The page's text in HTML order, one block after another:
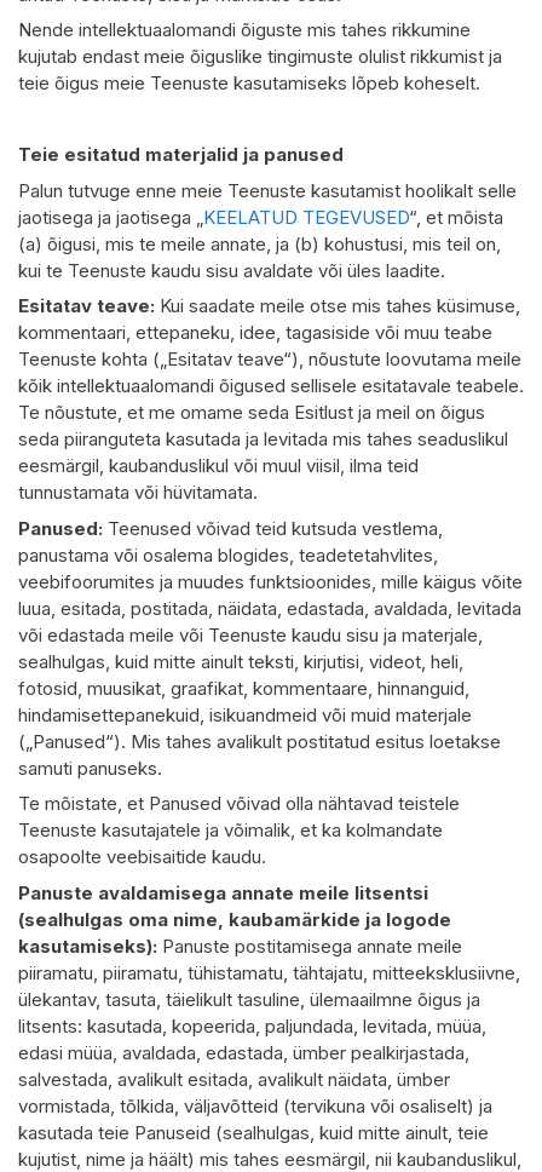
Nende intellektuaalomandi õiguste mis tahes rikkumine
kujutab endast meie õiguslike tingimuste olulist rikkumist ja
teie õigus meie Teenuste kasutamiseks lõpeb koheselt.
Teie esitatud materjalid ja panused
Palun tutvuge enne meie Teenuste kasutamist hoolikalt selle
jaotisega ja jaotisega „ KEELATUD TEGEVUSED“, et mõista
(a) õigusi, mis te meile annate, ja (b) kohustusi, mis teil on,
kui te Teenuste kaudu sisu avaldate või üles laadite.
Esitatav teave: Kui saadate meile otse mis tahes küsimuse,
kommentaari, ettepaneku, idee, tagasiside või muu teabe
Teenuste kohta („Esitatav teave“), nõustute loovutama meile
kõik intellektuaalomandi õigused sellisele esitatavale teabele.
Te nõustute, et me omame seda Esitlust ja meil on õigus
seda piiranguteta kasutada ja levitada mis tahes seaduslikul
eesmärgil, kaubanduslikul või muul viisil, ilma teid
tunnustamata või hüvitamata.
Panused: Teenused võivad teid kutsuda vestlema,
panustama või osalema blogides, teadetetahvlites,
veebifoorumites ja muudes funktsioonides, mille käigus võite
luua, esitada, postitada, näidata, edastada, avaldada, levitada
või edastada meile või Teenuste kaudu sisu ja materjale,
sealhulgas, kuid mitte ainult teksti, kirjutisi, videot, heli,
fotosid, muusikat, graafikat, kommentaare, hinnanguid,
hindamisettepanekuid, isikuandmeid või muid materjale
(„Panused“). Mis tahes avalikult postitatud esitus loetakse
samuti panuseks.
Te mõistate, et Panused võivad olla nähtavad teistele
Teenuste kasutajatele ja võimalik, et ka kolmandate
osapoolte veebisaitide kaudu.
Panuste avaldamisega annate meile litsentsi
(sealhulgas oma nime, kaubamärkide ja logode
kasutamiseks): Panuste postitamisega annate meile
piiramatu, piiramatu, tühistamatu, tähtajatu, mitteeksklusiivne,
ülekantav, tasuta, täielikult tasuline, ülemaailmne õigus ja
litsents: kasutada, kopeerida, paljundada, levitada, müüa,
edasi müüa, avaldada, edastada, ümber pealkirjastada,
salvestada, avalikult esitada, avalikult näidata, ümber
vormistada, tõlkida, väljavõtteid (tervikuna või osaliselt) ja
kasutada teie Panuseid (sealhulgas, kuid mitte ainult, teie
kujutist, nime ja häält) mis tahes eesmärgil, nii kaubanduslikul,